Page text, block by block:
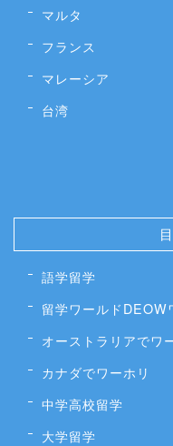
マルタ
フランス
マレーシア
台湾
語学留学
留学ワールドDEOW
オーストラリアでワ
カナダでワーホリ
中学高校留学
大学留学